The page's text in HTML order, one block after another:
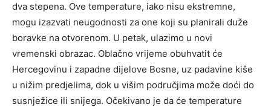
dva stepena. Ove temperature, iako nisu ekstremne,
mogu izazvati neugodnosti za one koji su planirali duže
boravke na otvorenom. U petak, ulazimo u novi
vremenski obrazac. Oblačno vrijeme obuhvatit će
Hercegovinu i zapadne dijelove Bosne, uz padavine kiše
u nižim predjelima, dok u višim područjima može doći do
susnježice ili snijega. Očekivano je da će temperature